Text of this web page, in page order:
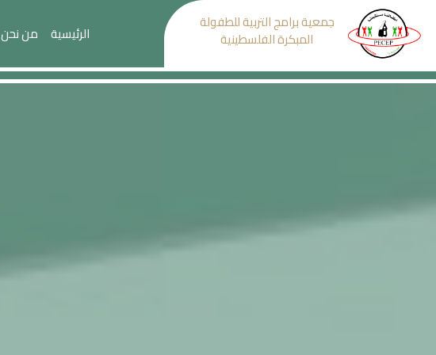
جمعية برامج التربية للطفولة
المبكرة الفلسطينية الرئيسية من نحن